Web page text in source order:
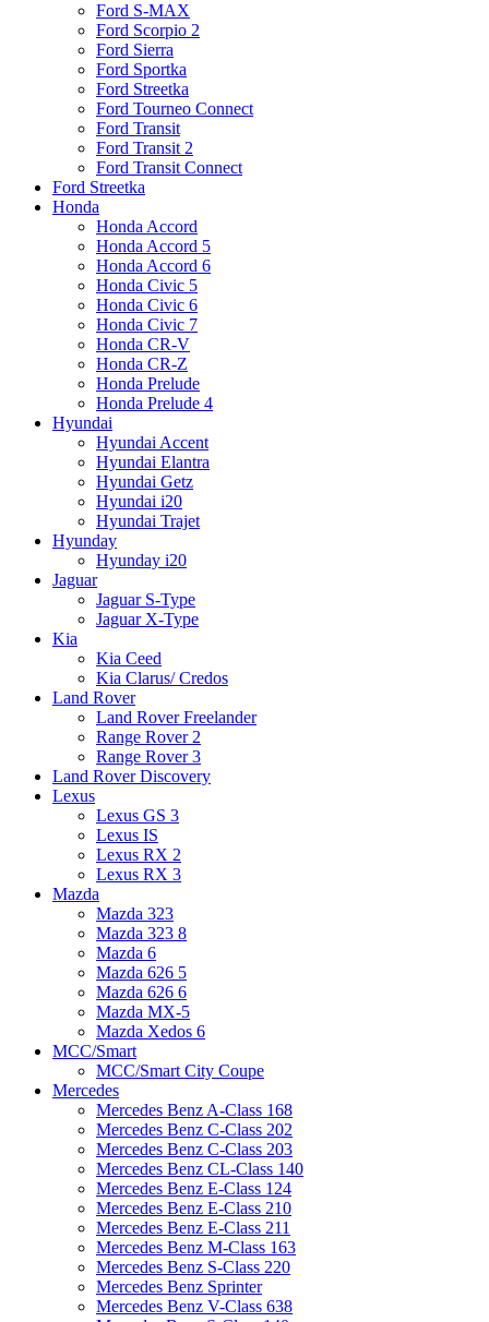
Ford S-MAX
Ford Scorpio 2
Ford Sierra
Ford Sportka
Ford Streetka
Ford Tourneo Connect
Ford Transit
Ford Transit 2
Ford Transit Connect
Ford Streetka
Honda
Honda Accord
Honda Accord 5
Honda Accord 6
Honda Civic 5
Honda Civic 6
Honda Civic 7
Honda CR-V
Honda CR-Z
Honda Prelude
Honda Prelude 4
Hyundai
Hyundai Accent
Hyundai Elantra
Hyundai Getz
Hyundai i20
Hyundai Trajet
Hyunday
Hyunday i20
Jaguar
Jaguar S-Type
Jaguar X-Type
Kia
Kia Ceed
Kia Clarus/ Credos
Land Rover
Land Rover Freelander
Range Rover 2
Range Rover 3
Land Rover Discovery
Lexus
Lexus GS 3
Lexus IS
Lexus RX 2
Lexus RX 3
Mazda
Mazda 323
Mazda 323 8
Mazda 6
Mazda 626 5
Mazda 626 6
Mazda MX-5
Mazda Xedos 6
MCC/Smart
MCC/Smart City Coupe
Mercedes
Mercedes Benz A-Class 168
Mercedes Benz C-Class 202
Mercedes Benz C-Class 203
Mercedes Benz CL-Class 140
Mercedes Benz E-Class 124
Mercedes Benz E-Class 210
Mercedes Benz E-Class 211
Mercedes Benz M-Class 163
Mercedes Benz S-Class 220
Mercedes Benz Sprinter
Mercedes Benz V-Class 638